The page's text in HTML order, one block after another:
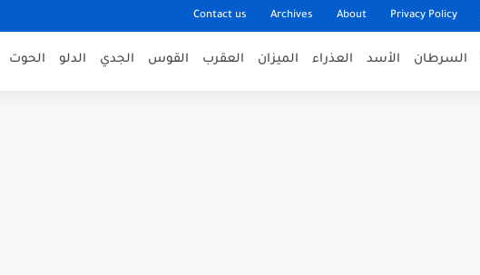
Privacy Policy
About
Archives
Contact us
السرطان الأسد العذراء الميزان العقرب القوس الجدي الدلو الحوت